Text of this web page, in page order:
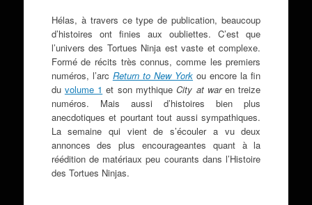
Hélas, à travers ce type de publication, beaucoup
d’histoires ont finies aux oubliettes. C’est que
l’univers des Tortues Ninja est vaste et complexe.
Formé de récits très connus, comme les premiers
numéros, l’arc Return to New York ou encore la fin
du volume 1 et son mythiqueCity at waren treize
numéros. Mais aussi d’histoires bien plus
anecdotiques et pourtant tout aussi sympathiques.
La semaine qui vient de s’écouler a vu deux
annonces des plus encourageantes quant à la
réédition de matériaux peu courants dans l’Histoire
des Tortues Ninjas.